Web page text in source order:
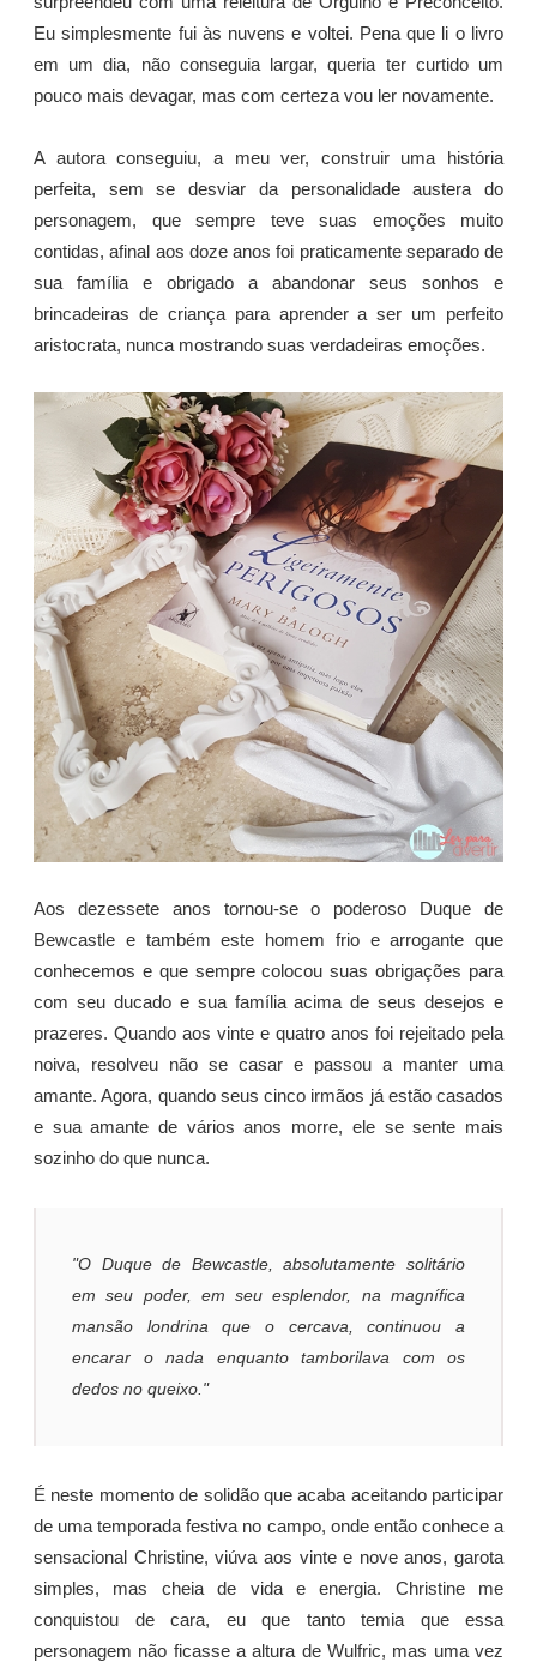
Eu simplesmente fui às nuvens e voltei. Pena que li o livro
em um dia, não conseguia largar, queria ter curtido um
pouco mais devagar, mas com certeza vou ler novamente.
A autora conseguiu, a meu ver, construir uma história
perfeita, sem se desviar da personalidade austera do
personagem, que sempre teve suas emoções muito
contidas, afinal aos doze anos foi praticamente separado de
sua família e obrigado a abandonar seus sonhos e
brincadeiras de criança para aprender a ser um perfeito
aristocrata, nunca mostrando suas verdadeiras emoções.
Aos dezessete anos tornou-se o poderoso Duque de
Bewcastle e também este homem frio e arrogante que
conhecemos e que sempre colocou suas obrigações para
com seu ducado e sua família acima de seus desejos e
prazeres. Quando aos vinte e quatro anos foi rejeitado pela
noiva, resolveu não se casar e passou a manter uma
amante. Agora, quando seus cinco irmãos já estão casados
e sua amante de vários anos morre, ele se sente mais
sozinho do que nunca.
"O Duque de Bewcastle, absolutamente solitário
em seu poder, em seu esplendor, na magnífica
mansão londrina que o cercava, continuou a
encarar o nada enquanto tamborilava com os
dedos no queixo."
É neste momento de solidão que acaba aceitando participar
de uma temporada festiva no campo, onde então conhece a
sensacional Christine, viúva aos vinte e nove anos, garota
simples, mas cheia de vida e energia. Christine me
conquistou de cara, eu que tanto temia que essa
personagem não ficasse a altura de Wulfric, mas uma vez